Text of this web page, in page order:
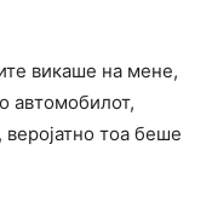
викаше на мене,
автомобилот,
тоа беше